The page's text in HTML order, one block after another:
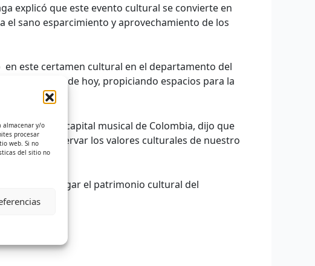
almacenar y/o
procesar
web. Si no
del sitio no
explicó que este evento cultural se convierte en
sano esparcimiento y aprovechamiento de los
este certamen cultural en el departamento del
ciudadano de hoy, propiciando espacios para la
a Ibagué, capital musical de Colombia, dijo que
y preservar los valores culturales de nuestro
y divulgar el patrimonio cultural del